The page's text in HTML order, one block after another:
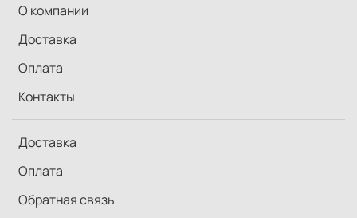
О компании
Доставка
Оплата
Контакты
Доставка
Оплата
Обратная связь